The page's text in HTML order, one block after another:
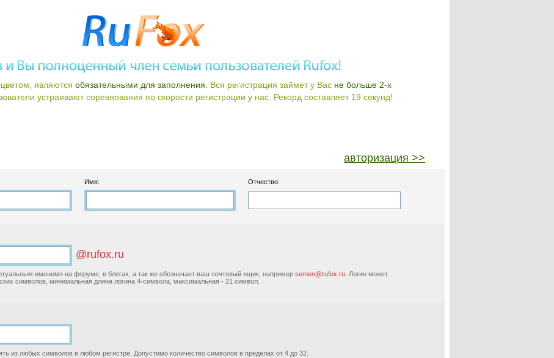
цветом, являются обязательными для заполнения. Вся регистрация займет у Вас не больше 2-х
устраивают соревнования по скорости регистрации у нас. Рекорд составляет 19 секунд!
авторизация >>
Имя: Отчество:
@rufox.ru
именем» на форуме, в блогах, а так же обозначает ваш почтовый ящик, например semen@rufox.ru. Логин может
символов, минимальная длина логина 4-символа, максимальная - 21 символ.
из любых символов в любом регистре. Допустимо количество символов в пределах от 4 до 32.